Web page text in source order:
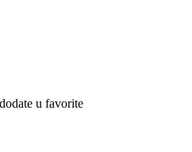
u favorite